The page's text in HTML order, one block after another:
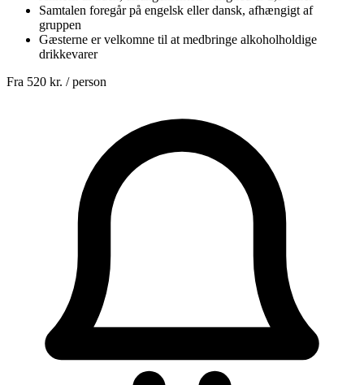
Samtalen foregår på engelsk eller dansk, afhængigt af
gruppen
Gæsterne er velkomne til at medbringe alkoholholdige
drikkevarer
Fra 520 kr. / person